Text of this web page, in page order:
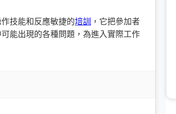
技能和反應敏捷的培訓
，它把參加者
能出現的各種問題，為進入實際工作